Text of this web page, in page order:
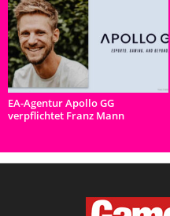
EA-Agentur Apollo GG
verpflichtet Franz Mann